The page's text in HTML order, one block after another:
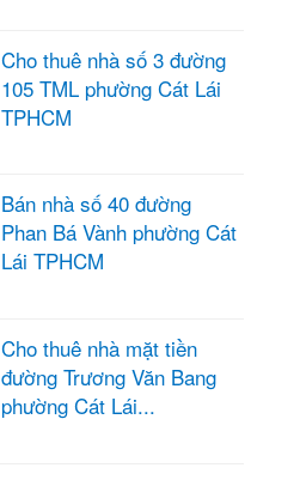
Cho thuê nhà số 3 đường
105 TML phường Cát Lái
TPHCM
Bán nhà số 40 đường
Phan Bá Vành phường Cát
Lái TPHCM
Cho thuê nhà mặt tiền
đường Trương Văn Bang
phường Cát Lái...